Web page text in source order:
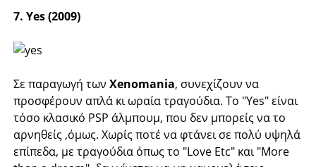
7. Yes (2009)
Σε παραγωγή τωνXenomania, συνεχίζουν να
προσφέρουν απλά κι ωραία τραγούδια. Το "Yes" είναι
τόσο κλασικό PSP άλμπουμ, που δεν μπορείς να το
αρνηθείς ,όμως. Χωρίς ποτέ να φτάνει σε πολύ υψηλά
επίπεδα, με τραγούδια όπως το "Love Etc" και "More